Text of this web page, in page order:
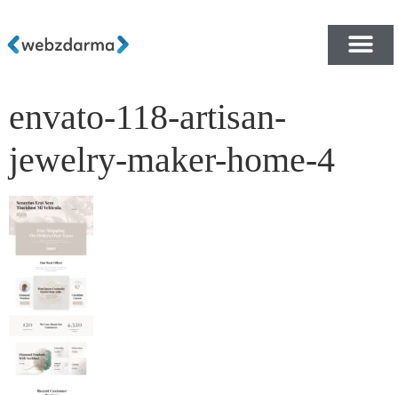
envato-118-artisan-
jewelry-maker-home-4